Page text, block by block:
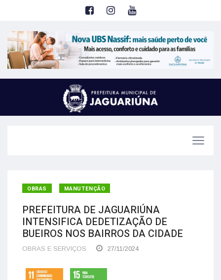
OBRAS MANUTENÇÃO
PREFEITURA DE JAGUARIÚNA
INTENSIFICA DEDETIZAÇÃO DE
BUEIROS NOS BAIRROS DA CIDADE
OBRAS E SERVIÇOS 27/11/2024